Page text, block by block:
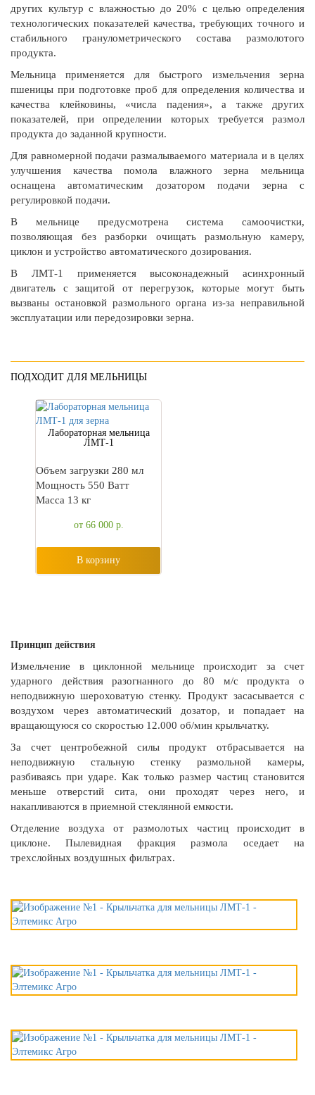
других культур с влажностью до 20% с целью определения
технологических показателей качества, требующих точного и
стабильного гранулометрического состава размолотого
продукта.
Мельница применяется для быстрого измельчения зерна
пшеницы при подготовке проб для определения количества и
качества клейковины, «числа падения», а также других
показателей, при определении которых требуется размол
продукта до заданной крупности.
Для равномерной подачи размалываемого материала и в целях
улучшения качества помола влажного зерна мельница
оснащена автоматическим дозатором подачи зерна с
регулировкой подачи.
В мельнице предусмотрена система самоочистки,
позволяющая без разборки очищать размольную камеру,
циклон и устройство автоматического дозирования.
В ЛМТ-1 применяется высоконадежный асинхронный
двигатель с защитой от перегрузок, которые могут быть
вызваны остановкой размольного органа из-за неправильной
эксплуатации или передозировки зерна.
ПОДХОДИТ ДЛЯ МЕЛЬНИЦЫ
Лабораторная мельница
ЛМТ-1
Объем загрузки 280 мл
Мощность 550 Ватт
Масса 13 кг
от 66 000 р.
В корзину
Принцип действия
Измельчение в циклонной мельнице происходит за счет
ударного действия разогнанного до 80 м/с продукта о
неподвижную шероховатую стенку. Продукт засасывается с
воздухом через автоматический дозатор, и попадает на
вращающуюся со скоростью 12.000 об/мин крыльчатку.
За счет центробежной силы продукт отбрасывается на
неподвижную стальную стенку размольной камеры,
разбиваясь при ударе. Как только размер частиц становится
меньше отверстий сита, они проходят через него, и
накапливаются в приемной стеклянной емкости.
Отделение воздуха от размолотых частиц происходит в
циклоне. Пылевидная фракция размола оседает на
трехслойных воздушных фильтрах.